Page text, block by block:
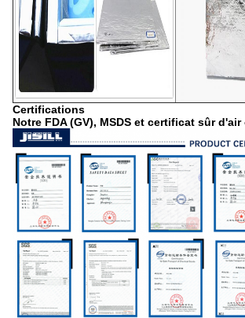
Certifications
Notre FDA (GV), MSDS et certificat sûr d'air